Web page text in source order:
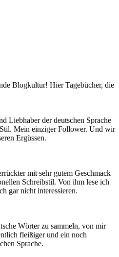
Blogkultur! Hier Tagebücher, die
Liebhaber der deutschen Sprache
Mein einziger Follower. Und wir
Ergüssen.
mit sehr gutem Geschmack
Schreibstil. Von ihm lese ich
gar nicht interessieren.
Wörter zu sammeln, von mir
fleißiger und ein noch
Sprache.